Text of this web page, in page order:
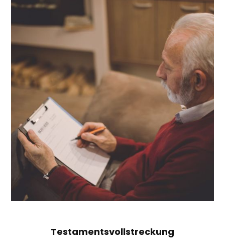
Testamentsvollstreckung